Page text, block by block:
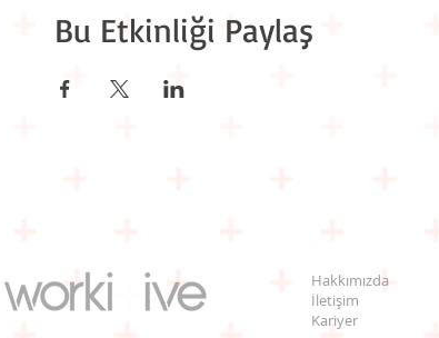
Bu Etkinliği Paylaş
Hakkımızda
İletişim
Kariyer